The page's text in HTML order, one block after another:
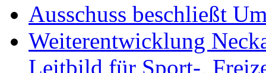
Ausschuss beschließt
Weiterentwicklung
Leitbild für Sport-,